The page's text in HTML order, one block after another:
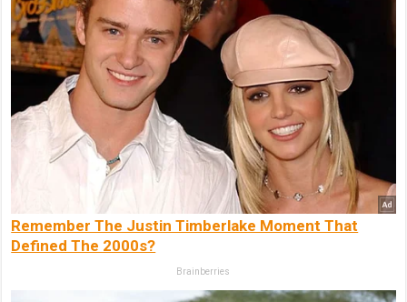
Remember The Justin Timberlake Moment That
Defined The 2000s?
Brainberries